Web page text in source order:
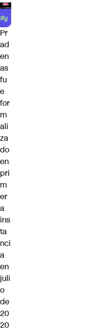
Pr
ad
en
as
fu
e
for
m
ali
za
do
en
pri
m
er
a
ins
ta
nci
a
en
juli
o
de
20
20